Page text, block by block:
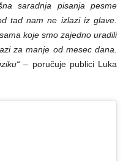
saradnja pisanja pesme
tad nam ne izlazi iz glave.
koje smo zajedno uradili
za manje od mesec dana.
– poručuje publici Luka